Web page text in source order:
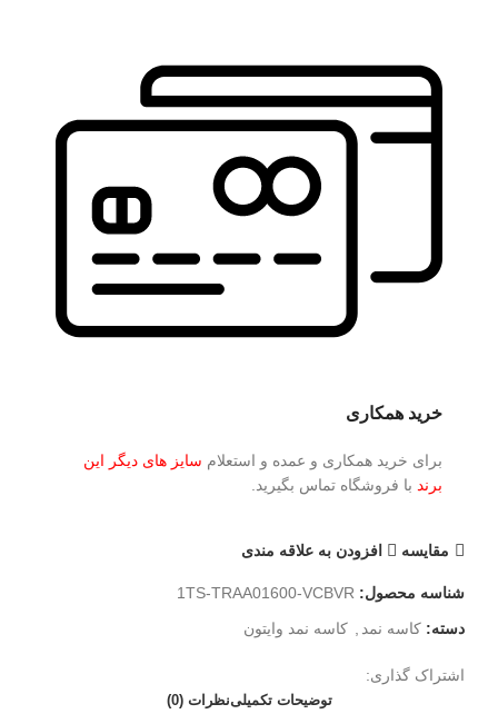
خرید همکاری
برای خرید همکاری و عمده و استعلام سایز های دیگر این
برند با فروشگاه تماس بگیرید.
مقايسه افزودن به علاقه مندی
شناسه محصول: 1TS-TRAA01600-VCBVR
دسته: کاسه نمد کاسه نمد وایتون
اشتراک گذاری:
توضیحات تکمیلینظرات (0)